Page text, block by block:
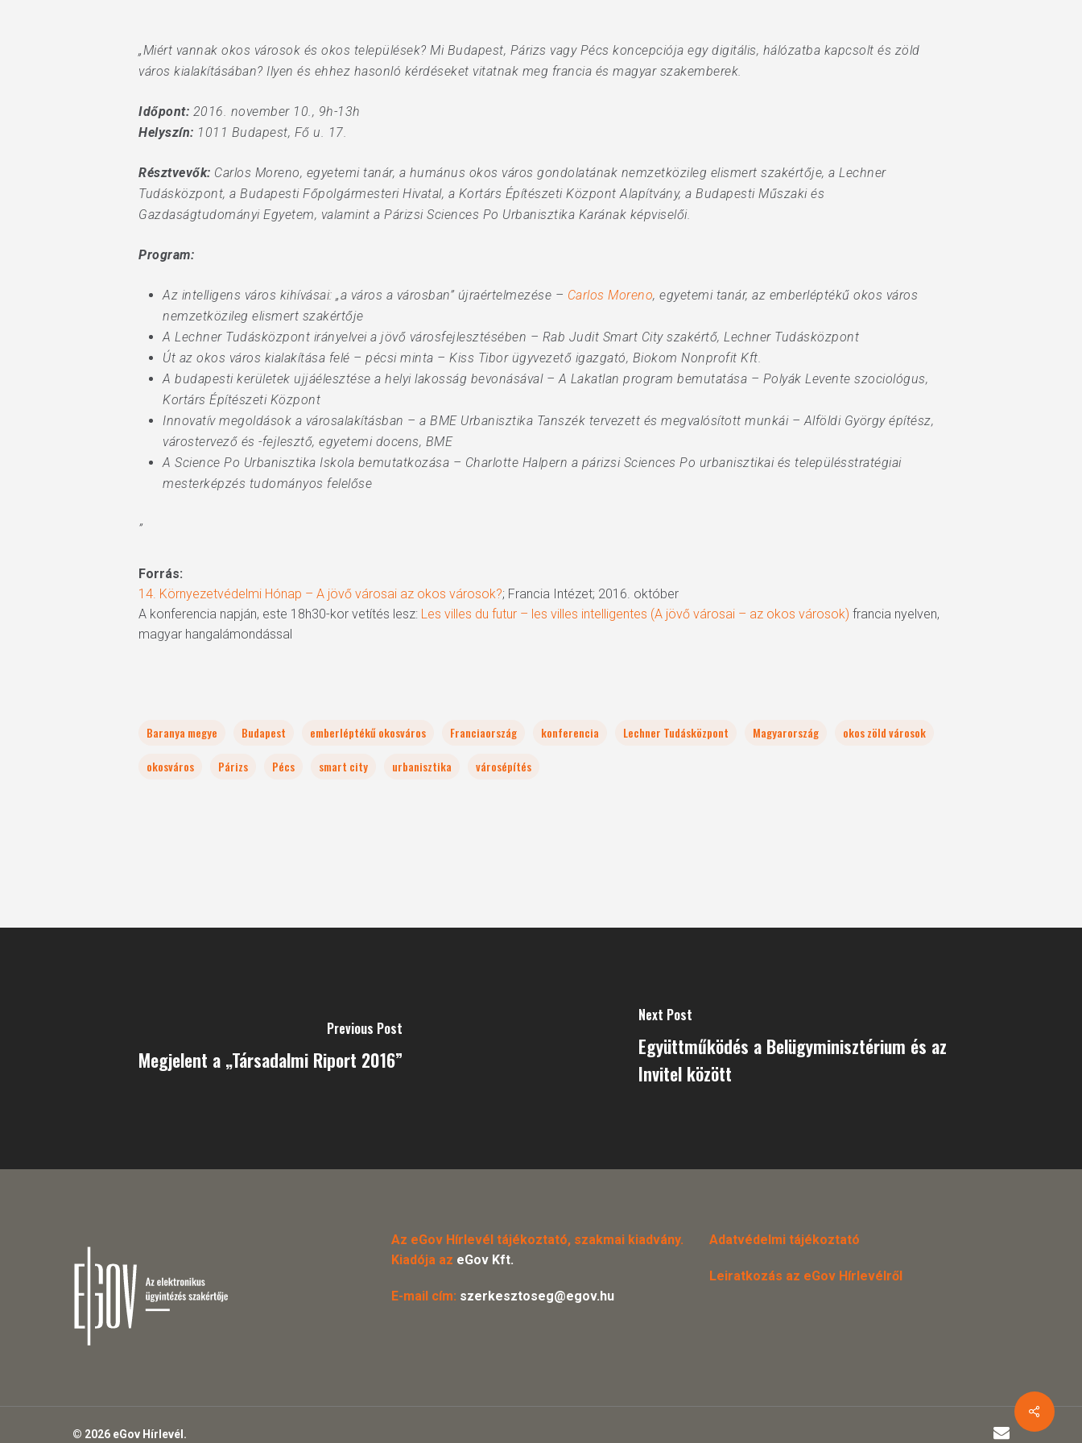
„Miért vannak okos városok és okos települések? Mi Budapest, Párizs vagy Pécs koncepciója egy digitális, hálózatba kapcsolt és zöld
város kialakításában? Ilyen és ehhez hasonló kérdéseket vitatnak meg francia és magyar szakemberek.
Időpont: 2016. november 10., 9h-13h
Helyszín: 1011 Budapest, Fő u. 17.
Résztvevők: Carlos Moreno, egyetemi tanár, a humánus okos város gondolatának nemzetközileg elismert szakértője, a Lechner
Tudásközpont, a Budapesti Főpolgármesteri Hivatal, a Kortárs Építészeti Központ Alapítvány, a Budapesti Műszaki és
Gazdaságtudományi Egyetem, valamint a Párizsi Sciences Po Urbanisztika Karának képviselői.
Program:
Az intelligens város kihívásai: „a város a városban” újraértelmezése – Carlos Moreno, egyetemi tanár, az emberléptékű okos város
nemzetközileg elismert szakértője
A Lechner Tudásközpont irányelvei a jövő városfejlesztésében – Rab Judit Smart City szakértő, Lechner Tudásközpont
Út az okos város kialakítása felé – pécsi minta – Kiss Tibor ügyvezető igazgató, Biokom Nonprofit Kft.
A budapesti kerületek ujjáélesztése a helyi lakosság bevonásával – A Lakatlan program bemutatása – Polyák Levente szociológus,
Kortárs Építészeti Központ
Innovatív megoldások a városalakításban – a BME Urbanisztika Tanszék tervezett és megvalósított munkái – Alföldi György építész,
várostervező és -fejlesztő, egyetemi docens, BME
A Science Po Urbanisztika Iskola bemutatkozása – Charlotte Halpern a párizsi Sciences Po urbanisztikai és településstratégiai
mesterképzés tudományos felelőse
”
Forrás:
14. Környezetvédelmi Hónap – A jövő városai az okos városok?; Francia Intézet; 2016. október
A konferencia napján, este 18h30-kor vetítés lesz: Les villes du futur – les villes intelligentes (A jövő városai – az okos városok) francia nyelven,
magyar hangalámondással
Baranya megye Budapest emberléptékű okosváros Franciaország konferencia Lechner Tudásközpont Magyarország
okos zöld városok
okosváros
Párizs Pécs smart city urbanisztika városépítés
Previous Post
Megjelent a „Társadalmi Riport 2016”
Next Post
Együttműködés a Belügyminisztérium és az
Invitel között
Az eGov Hírlevél tájékoztató, szakmai kiadvány.
Kiadója az eGov Kft.
E-mail cím: szerkesztoseg@egov.hu
Adatvédelmi tájékoztató
Leiratkozás az eGov Hírlevélről
© 2026 eGov Hírlevél. email